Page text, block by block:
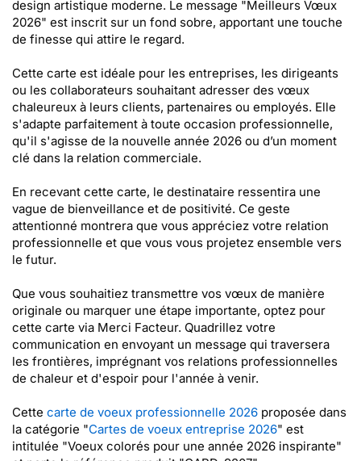
design artistique moderne. Le message "Meilleurs Vœux
2026" est inscrit sur un fond sobre, apportant une touche
de finesse qui attire le regard.
Cette carte est idéale pour les entreprises, les dirigeants
ou les collaborateurs souhaitant adresser des vœux
chaleureux à leurs clients, partenaires ou employés. Elle
s'adapte parfaitement à toute occasion professionnelle,
qu'il s'agisse de la nouvelle année 2026 ou d’un moment
clé dans la relation commerciale.
En recevant cette carte, le destinataire ressentira une
vague de bienveillance et de positivité. Ce geste
attentionné montrera que vous appréciez votre relation
professionnelle et que vous vous projetez ensemble vers
le futur.
Que vous souhaitiez transmettre vos vœux de manière
originale ou marquer une étape importante, optez pour
cette carte via Merci Facteur. Quadrillez votre
communication en envoyant un message qui traversera
les frontières, imprégnant vos relations professionnelles
de chaleur et d'espoir pour l'année à venir.
Cette carte de voeux professionnelle 2026 proposée dans
la catégorie "Cartes de voeux entreprise 2026" est
intitulée "Voeux colorés pour une année 2026 inspirante"